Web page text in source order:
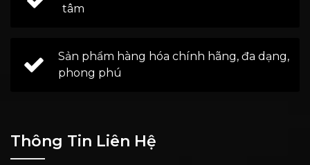
tâm
Sản phẩm hàng hóa chính hãng, đa dạng,
phong phú
Thông Tin Liên Hệ